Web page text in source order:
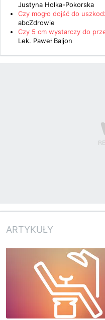
Justyna Holka-Pokorska
Czy mogło dojść do
abcZdrowie
Czy 5 cm wystarczy do
Lek. Paweł Baljon
ARTYKUŁY